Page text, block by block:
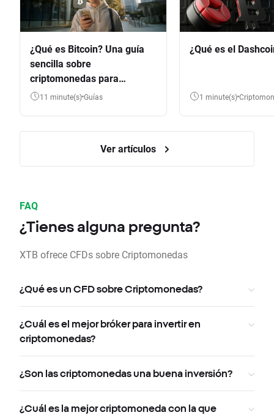
¿Qué es Bitcoin? Una guía
sencilla sobre
criptomonedas para
principiantes
11 minute(s) Guías
¿Qué es el
1 minute(s)
Ver artículos
FAQ
¿Tienes alguna pregunta?
XTB ofrece CFDs sobre Criptomonedas
¿Qué es un CFD sobre Criptomonedas?
¿Cuál es el mejor bróker para invertir en
criptomonedas?
¿Son las criptomonedas una buena inversión?
¿Cuál es la mejor criptomoneda con la que